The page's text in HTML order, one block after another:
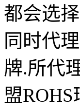
都会选
同时代
牌.所代
盟